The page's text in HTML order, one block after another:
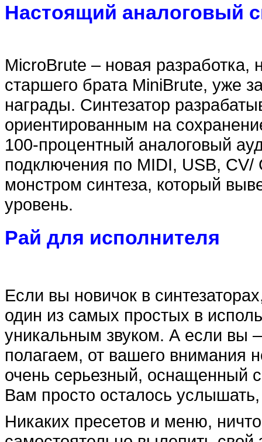
Настоящий аналоговый
MicroBrute – новая разработка,
старшего брата MiniBrute, уже
награды. Синтезатор
ориентированным на
100-процентный аналоговый
подключения по MIDI, USB,
монстром синтеза, который
уровень.
Рай для исполнителя
Если вы новичок в
один из самых простых в
уникальным звуком. А если вы
полагаем, от вашего внимания
очень серьезный, оснащенный
Вам просто осталось услышать,
Никаких пресетов и меню,